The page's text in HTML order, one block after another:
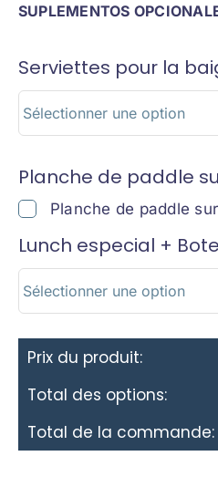
SUPLEMENTOS
Serviettes pour la
Planche de paddle
Planche de paddle
Lunch especial +
Prix du produit:
Total des options:
Total de la commande: